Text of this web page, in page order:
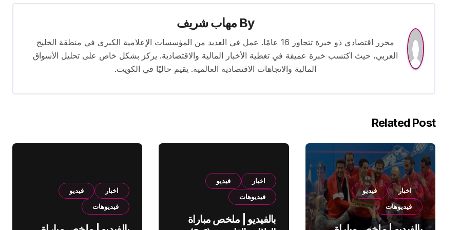
By مهاب شريف
محرر اقتصادي ذو خبرة تتجاوز 16 عامًا. عمل في العديد من المؤسسات الإعلامية الكبرى في منطقة الخليج
العربي، حيث اكتسب خبرة عميقة في تغطية الأخبار المالية والاقتصادية. يركز بشكل خاص على تحليل الأسواق
المالية والاتجاهات الاقتصادية العالمية. يقيم حاليًا في الكويت.
Related Post
اخبار
فيديو
فيديوهات
اخبار
فيديو
فيديوهات
بالفيديو | ملخص مباراة
اخبار
فيديو
فيديوهات